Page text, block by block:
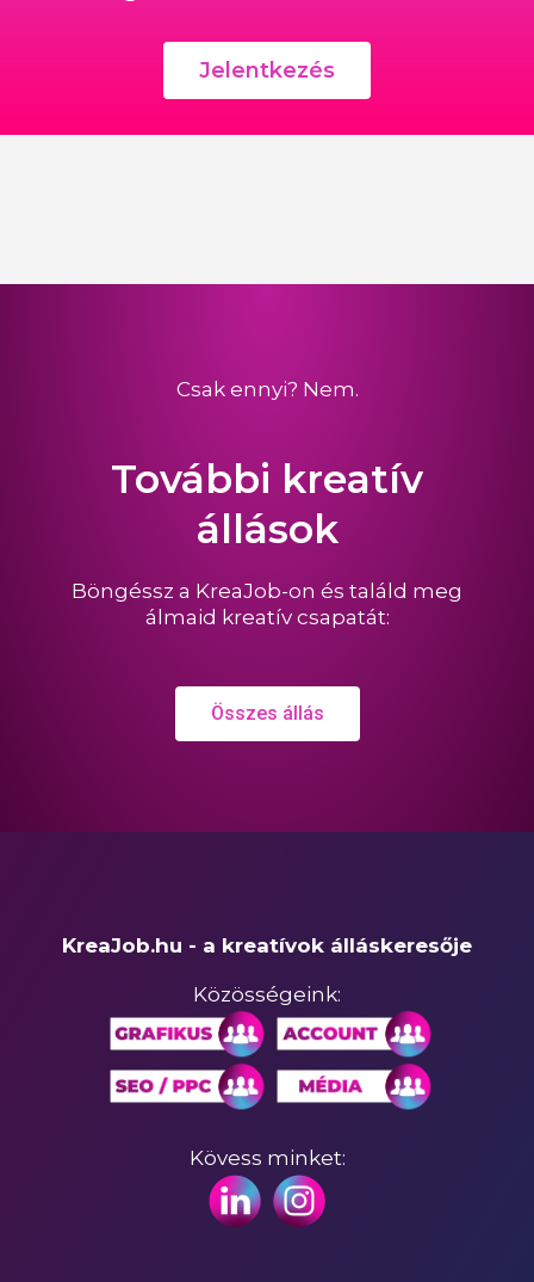
Jelentkezés
Csak ennyi? Nem.
További kreatív
állások
Böngéssz a KreaJob-on és találd meg
álmaid kreatív csapatát:
Összes állás
KreaJob.hu - a kreatívok álláskeresője
Közösségeink:
Kövess minket: